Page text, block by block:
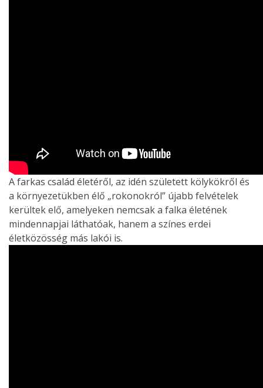
A farkas család életéről, az idén született kölykökről és
a környezetükben élő „rokonokról” újabb felvételek
kerültek elő, amelyeken nemcsak a falka életének
mindennapjai láthatóak, hanem a színes erdei
életközösség más lakói is.